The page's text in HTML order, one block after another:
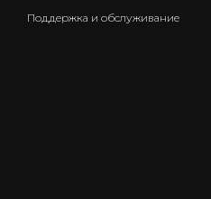
Поддержка и обслуживание